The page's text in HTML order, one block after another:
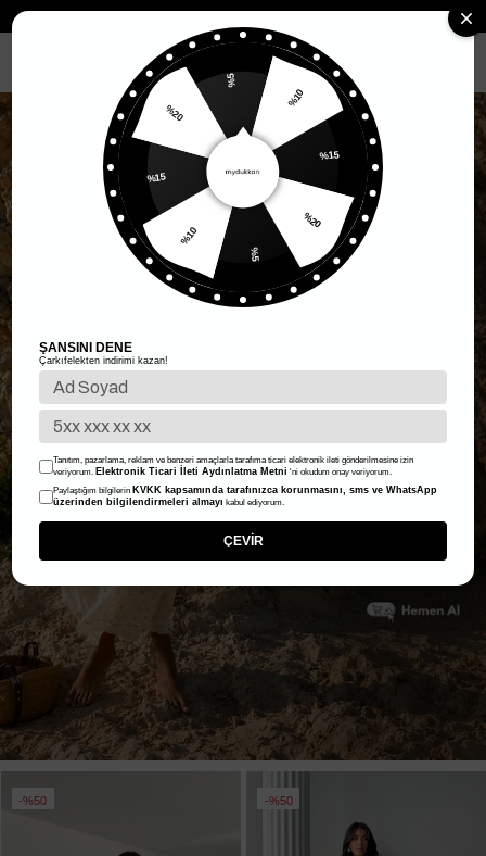
%50 %50
ŞANSINI DENE
Çarkıfelekten indirimi kazan!
Tanıtım, pazarlama, reklam ve benzeri amaçlarla tarafıma ticari elektronik ileti gönderilmesine izin
veriyorum. Elektronik Ticari İleti Aydınlatma Metni 'ni okudum onay veriyorum.
Paylaştığım bilgilerin KVKK kapsamında tarafınızca korunmasını, sms ve WhatsApp
üzerinden bilgilendirmeleri almayı kabul ediyorum.
ÇEVİR